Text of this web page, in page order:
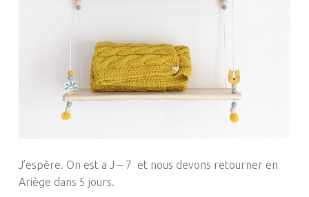
J’espère. On est a J – 7 et nous devons retourner en
Ariège dans 5 jours.